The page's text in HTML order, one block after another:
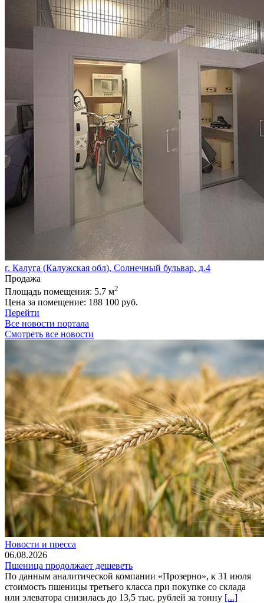
г. Калуга (Калужская обл), Солнечный бульвар, д.4
Продажа
Площадь помещения: 5.7 м2
Цена за помещение: 188 100 руб.
Перейти
Все новости портала
Смотреть все новости
Новости и пресса
06.08.2026
Пшеница продолжает дешеветь
По данным аналитической компании «Прозерно», к 31 июля
стоимость пшеницы третьего класса при покупке со склада
или элеватора снизилась до 13,5 тыс. рублей за тонну [...]